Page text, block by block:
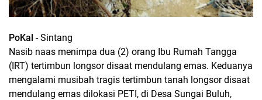
PoKal - Sintang
Nasib naas menimpa dua (2) orang Ibu Rumah Tangga
(IRT) tertimbun longsor disaat mendulang emas. Keduanya
mengalami musibah tragis tertimbun tanah longsor disaat
mendulang emas dilokasi PETI, di Desa Sungai Buluh,